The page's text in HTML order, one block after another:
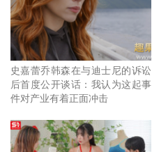
史嘉蕾乔韩森在与迪士尼的诉讼
后首度公开谈话：我认为这起事
件对产业有着正面冲击